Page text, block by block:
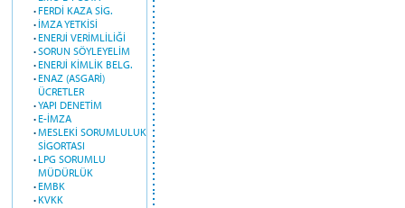
·FERDİ KAZA SİG.
·İMZA YETKİSİ
·ENERJİ VERİMLİLİĞİ
·SORUN SÖYLEYELİM
·ENERJİ KİMLİK BELG.
·ENAZ (ASGARİ)
ÜCRETLER
·YAPI DENETİM
·E-İMZA
·MESLEKİ SORUMLULUK
SİGORTASI
·LPG SORUMLU
MÜDÜRLÜK
·EMBK
·KVKK